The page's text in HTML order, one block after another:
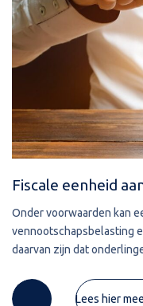
Fiscale eenheid
Onder voorwaarden kan
vennootschapsbelasting
daarvan zijn dat
Lees hier